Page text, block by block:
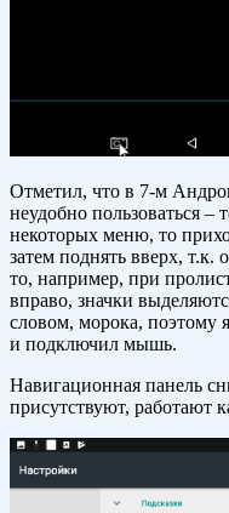
Отметил, что в 7-м
неудобно пользоваться –
некоторых меню, то
затем поднять вверх, т.к.
то, например, при
вправо, значки
словом, морока, поэтому
и подключил мышь.
Навигационная панель
присутствуют, работают